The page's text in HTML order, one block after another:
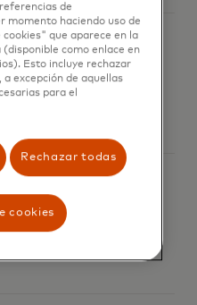
o
de
de
momento haciendo uso de
que aparece en la
como enlace en
Esto incluye rechazar
a excepción de aquellas
para el
Rechazar todas
cookies